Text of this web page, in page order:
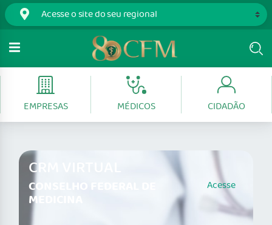
EMPRESAS MÉDICOS CIDADÃO
CRM VIRTUAL
CONSELHO FEDERAL DE
MEDICINA
Acesse